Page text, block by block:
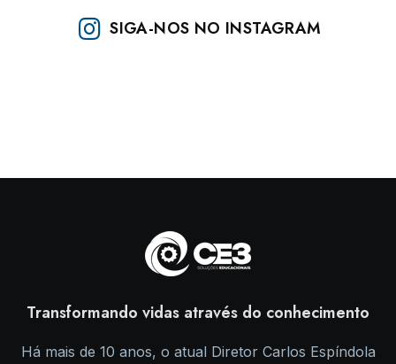
SIGA-NOS NO INSTAGRAM
Transformando vidas através do conhecimento
Há mais de 10 anos, o atual Diretor Carlos Espíndola